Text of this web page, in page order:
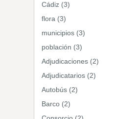
Cádiz (3)
flora (3)
municipios (3)
población (3)
Adjudicaciones (2)
Adjudicatarios (2)
Autobús (2)
Barco (2)